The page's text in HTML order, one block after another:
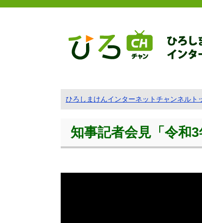
ひろしまけんインターネットチャンネルト
知事記者会見「令和